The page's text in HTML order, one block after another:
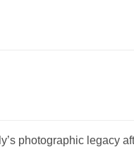
photographic legacy